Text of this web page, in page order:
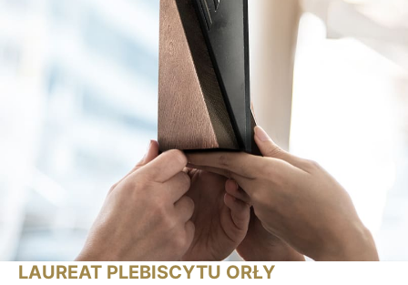
LAUREAT PLEBISCYTU ORŁY